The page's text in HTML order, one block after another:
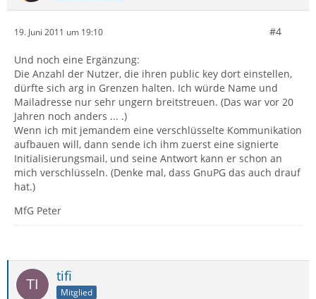
19. Juni 2011 um 19:10 #4
Und noch eine Ergänzung:
Die Anzahl der Nutzer, die ihren public key dort einstellen,
dürfte sich arg in Grenzen halten. Ich würde Name und
Mailadresse nur sehr ungern breitstreuen. (Das war vor 20
Jahren noch anders ... .)
Wenn ich mit jemandem eine verschlüsselte Kommunikation
aufbauen will, dann sende ich ihm zuerst eine signierte
Initialisierungsmail, und seine Antwort kann er schon an
mich verschlüsseln. (Denke mal, dass GnuPG das auch drauf
hat.)
MfG Peter
tifi
Mitglied